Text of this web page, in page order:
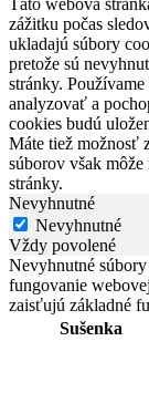
Táto webová
zážitku počas
ukladajú súbory
pretože sú
stránky.
analyzovať a
cookies budú
Máte tiež možnosť
súborov však
stránky.
Nevyhnutné
Nevyhnutné
Vždy povolené
Nevyhnutné
fungovanie
zaisťujú základné
Sušenka